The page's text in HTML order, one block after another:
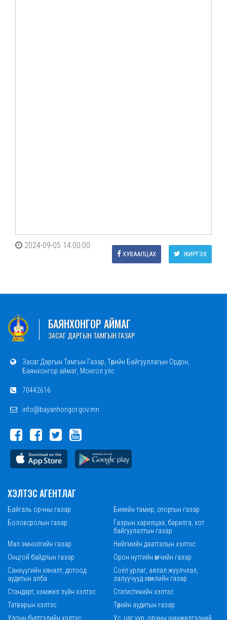
2024-09-05 14:00:00
ЖИРГЭХ
ХУВААЛЦАХ
БАЯНХОНГОР АЙМАГ
ЗАСАГ ДАРГЫН ТАМГЫН ГАЗАР
Засаг Даргын Тамгын Газар, Төрийн Байгууллагын Ордон,
Баянхонгор аймаг, Монгол улс
70442616
info@bayanhongor.gov.mn
ХЭЛТЭС АГЕНТЛАГ
Байгаль орчны газар
Биеийн тамир, спортын газар
Боловсролын газар
Газрын харилцаа, барилга, хот
байгуулалтын газар
Мал эмнэлгийн газар
Нийгмийн даатгалын хэлтэс
Онцгой байдлын газар
Орон нутгийн өмчийн газар
Санхүүгийн хяналт, дотоод
аудитын алба
Соёл урлаг, аялал жуулчлал,
залуучууд хөгжлийн газар
Стандарт, хэмжил зүйн хэлтэс
Статистикийн хэлтэс
Татварын хэлтэс
Төрийн аудитын газар
Улсын бүртгэлийн хэлтэс
Ус, цаг уур, орчны шинжилгээний